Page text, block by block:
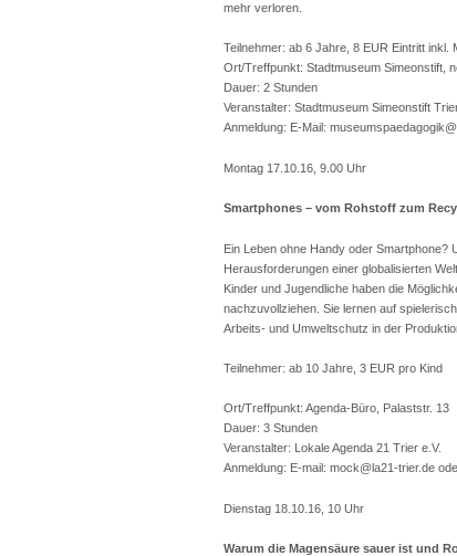
mehr verloren.
Teilnehmer: ab 6 Jahre, 8 EUR Eintritt inkl.
Ort/Treffpunkt: Stadtmuseum Simeonstift,
Dauer: 2 Stunden
Veranstalter: Stadtmuseum Simeonstift
Anmeldung: E-Mail:
Montag 17.10.16, 9.00 Uhr
Smartphones – vom Rohstoff zum
Ein Leben ohne Handy oder Smartphone?
Herausforderungen einer globalisierten
Kinder und Jugendliche haben die
nachzuvollziehen. Sie lernen auf
Arbeits- und Umweltschutz in der
Teilnehmer: ab 10 Jahre, 3 EUR pro Kind
Ort/Treffpunkt: Agenda-Büro, Palaststr. 13
Dauer: 3 Stunden
Veranstalter: Lokale Agenda 21 Trier e.V.
Anmeldung: E-mail: mock@la21-trier.de
Dienstag 18.10.16, 10 Uhr
Warum die Magensäure sauer ist und